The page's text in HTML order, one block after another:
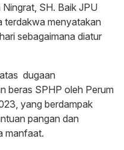
SH. Baik JPU
terdakwa menyatakan
sebagaimana diatur
dugaan
beras SPHP oleh Perum
yang berdampak
pangan dan
manfaat.